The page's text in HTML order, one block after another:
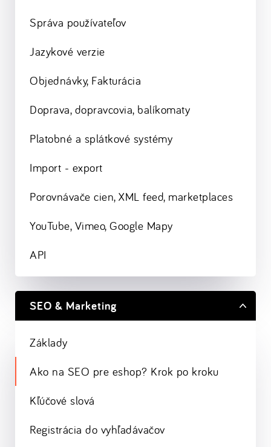
Správa používateľov
Jazykové verzie
Objednávky, Fakturácia
Doprava, dopravcovia, balíkomaty
Platobné a splátkové systémy
Import - export
Porovnávače cien, XML feed, marketplaces
YouTube, Vimeo, Google Mapy
API
SEO & Marketing
Základy
Ako na SEO pre eshop? Krok po kroku
Kľúčové slová
Registrácia do vyhľadávačov